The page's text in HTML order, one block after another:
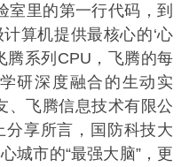
室里的第一行代码，到
计算机提供最核心的‘心
腾系列CPU，飞腾的每
研深度融合的生动实
、飞腾信息技术有限公
享所言，国防科技大
城市的“最强大脑”，更